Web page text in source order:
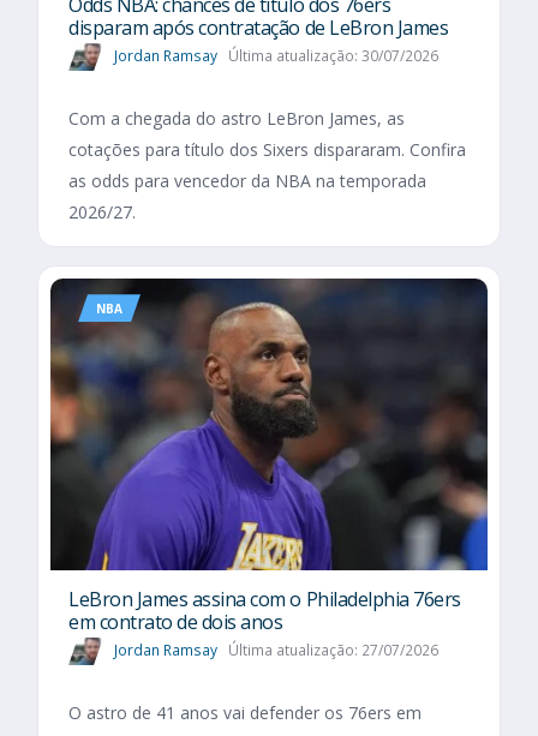
disparam após contratação de LeBron James
Jordan Ramsay Última atualização: 30/07/2026
Com a chegada do astro LeBron James, as
cotações para título dos Sixers dispararam. Confira
as odds para vencedor da NBA na temporada
2026/27.
NBA
LeBron James assina com o Philadelphia 76ers
em contrato de dois anos
Jordan Ramsay Última atualização: 27/07/2026
O astro de 41 anos vai defender os 76ers em